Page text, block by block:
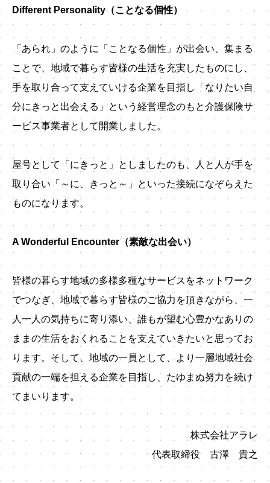
Different Personality（ことなる個性）
「あられ」のように「ことなる個性」が出会い、集まる
ことで、地域で暮らす皆様の生活を充実したものにし、
手を取り合って支えていける企業を目指し「なりたい自
分にきっと出会える」という経営理念のもと介護保険サ
ービス事業者として開業しました。
屋号として「にきっと」としましたのも、人と人が手を
取り合い「～に、きっと～」といった接続になぞらえた
ものになります。
A Wonderful Encounter（素敵な出会い）
皆様の暮らす地域の多様多種なサービスをネットワーク
でつなぎ、地域で暮らす皆様のご協力を頂きながら、一
人一人の気持ちに寄り添い、誰もが望む心豊かなありの
ままの生活をおくれることを支えていきたいと思ってお
ります。そして、地域の一員として、より一層地域社会
貢献の一端を担える企業を目指し、たゆまぬ努力を続け
てまいります。
株式会社アラレ
代表取締役 古澤 貴之